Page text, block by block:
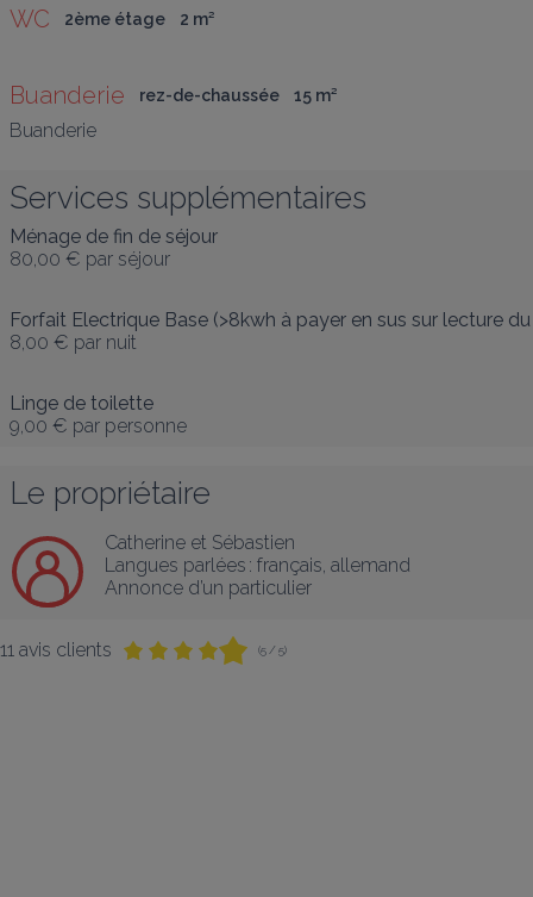
WC 2ème étage 2 m²
Buanderie rez-de-chaussée 15 m²
Buanderie
Services supplémentaires
Ménage de fin de séjour
80,00 € par séjour
Forfait Electrique Base (>8kwh à payer en sus sur lecture
8,00 € par nuit
Linge de toilette
9,00 € par personne
Le propriétaire
Catherine et Sébastien
Langues parlées : français, allemand
Annonce d’un particulier
11 avis clients (5 / 5)